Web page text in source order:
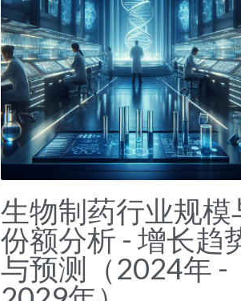
生物制药行业规模
份额分析 - 增长趋
与预测（2024年 -